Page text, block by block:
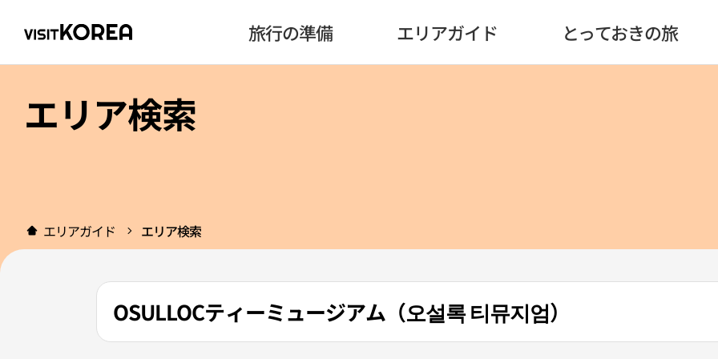
旅行の準備 エリアガイド とっておきの旅
エリア検索
エリアガイド エリア検索
OSULLOCティーミュージアム（오설록 티뮤지엄）